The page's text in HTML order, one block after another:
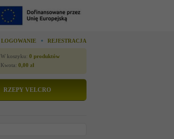
LOGOWANIE REJESTRACJA
W koszyku: 0 produktów
Kwota: 0,00 zł
RZEPY VELCRO